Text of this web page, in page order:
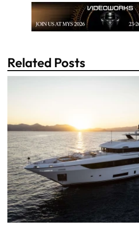
Related Posts